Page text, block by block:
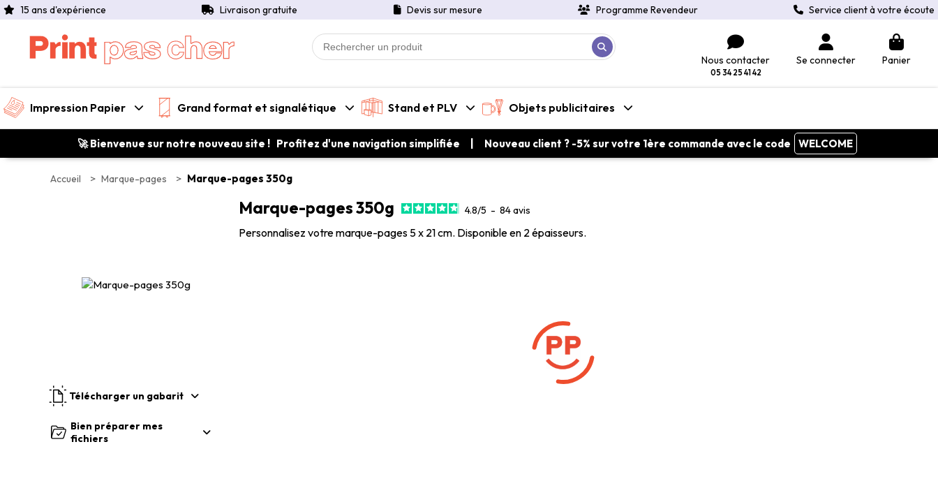
15 ans d'expérience Livraison gratuite Devis sur mesure Programme Revendeur Service client à votre écoute
Nous contacter
05 34 25 41 42
Se connecter Panier
Impression Papier Grand format et signalétique Stand et PLV Objets publicitaires
🚀 Bienvenue sur notre nouveau site ! Profitez d'une navigation simplifiée | Nouveau client ? -5% sur votre 1ère commande avec le code WELCOME
Accueil > Marque-pages > Marque-pages 350g
Télécharger un gabarit
Bien préparer mes
fichiers
Marque-pages 350g 4.8/5 - 84avis
Personnalisez votre marque-pages 5 x 21 cm. Disponible en 2 épaisseurs.